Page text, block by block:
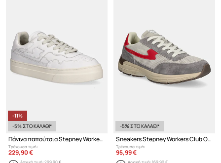
-11%
-5% ΣΤΟ ΚΑΛΑΘΙ*
Πάνινα παπούτσια Stepney Workers Club Omni Pearl S-Strike Calf Leather
Τρέχουσα τιμή:
229,90 €
Αρχική τιμή:299,90 €
-5% ΣΤΟ ΚΑΛΑΘΙ*
Sneakers Stepney Workers Club Osier S-Strike Geo-Merged II
Τρέχουσα τιμή:
95,99 €
Αρχική τιμή:169,90 €